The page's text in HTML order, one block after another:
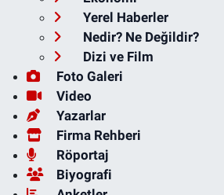
Yerel Haberler
Nedir? Ne Değildir?
Dizi ve Film
Foto Galeri
Video
Yazarlar
Firma Rehberi
Röportaj
Biyografi